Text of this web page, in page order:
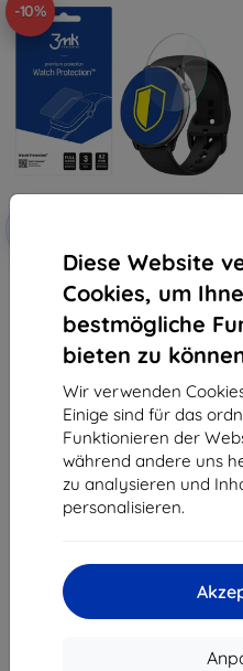
Diese Website
Cookies, um
bestmögliche
bieten zu
Wir verwenden
Einige sind für das
Funktionieren der
während andere uns
zu analysieren und
personalisieren.
-10%
3MK Folia ARC Watch Amazfit
GTR Mini Vollbild-Folie
(5903108523820)
€ 9,90
€ 8,92
Auf Lager > 5 Stk.